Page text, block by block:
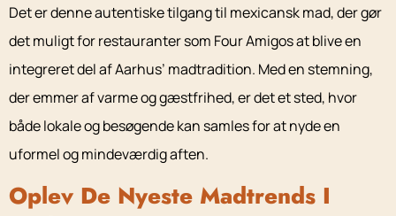
Det er denne autentiske tilgang til mexicansk mad, der gør
det muligt for restauranter som Four Amigos at blive en
integreret del af Aarhus’ madtradition. Med en stemning,
der emmer af varme og gæstfrihed, er det et sted, hvor
både lokale og besøgende kan samles for at nyde en
uformel og mindeværdig aften.
Oplev De Nyeste Madtrends I